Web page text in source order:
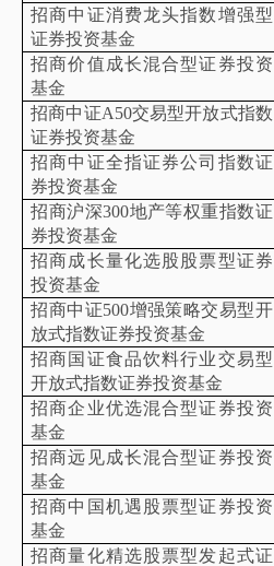
招商中证消费龙头指数增强型
证券投资基金
招商价值成长混合型证券投资
基金
招商中证A50交易型开放式指数
证券投资基金
招商中证全指证券公司指数证
券投资基金
招商沪深300地产等权重指数证
券投资基金
招商成长量化选股股票型证券
投资基金
招商中证500增强策略交易型开
放式指数证券投资基金
招商国证食品饮料行业交易型
开放式指数证券投资基金
招商企业优选混合型证券投资
基金
招商远见成长混合型证券投资
基金
招商中国机遇股票型证券投资
基金
招商量化精选股票型发起式证